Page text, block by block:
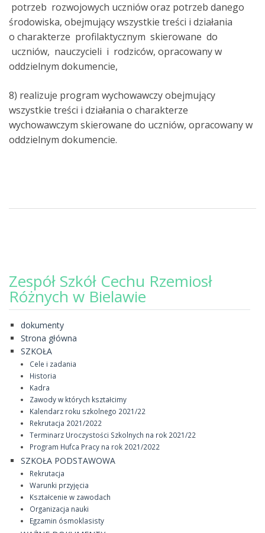
potrzeb rozwojowych uczniów oraz potrzeb danego
środowiska, obejmujący wszystkie treści i działania
o charakterze profilaktycznym skierowane do
uczniów, nauczycieli i rodziców, opracowany w
oddzielnym dokumencie,
8) realizuje program wychowawczy obejmujący
wszystkie treści i działania o charakterze
wychowawczym skierowane do uczniów, opracowany w
oddzielnym dokumencie.
Zespół Szkół Cechu Rzemiosł
Różnych w Bielawie
dokumenty
Strona główna
SZKOŁA
Cele i zadania
Historia
Kadra
Zawody w których kształcimy
Kalendarz roku szkolnego 2021/22
Rekrutacja 2021/2022
Terminarz Uroczystości Szkolnych na rok 2021/22
Program Hufca Pracy na rok 2021/2022
SZKOŁA PODSTAWOWA
Rekrutacja
Warunki przyjęcia
Kształcenie w zawodach
Organizacja nauki
Egzamin ósmoklasisty